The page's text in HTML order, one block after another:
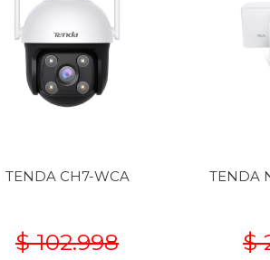
TENDA CH7-WCA
$ 102.998
TENDA
$